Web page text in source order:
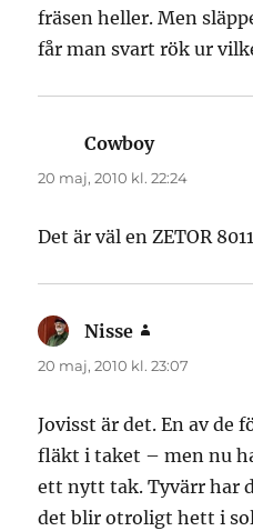
fräsen heller. Men
får man svart rök ur
Cowboyskriver:
20 maj, 2010 kl. 22:24
Det är väl en ZETOR
Nisse
20 maj, 2010 kl. 23:07
Jovisst är det. En av de
fläkt i taket – men nu
ett nytt tak. Tyvärr har
det blir otroligt hett i